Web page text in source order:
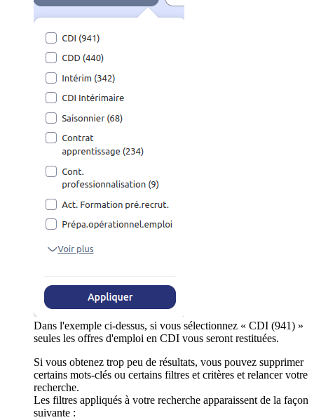
Dans l'exemple ci-dessus, si vous sélectionnez « CDI (941) »
seules les offres d'emploi en CDI vous seront restituées.
Si vous obtenez trop peu de résultats, vous pouvez supprimer
certains mots-clés ou certains filtres et critères et relancer votre
recherche.
Les filtres appliqués à votre recherche apparaissent de la façon
suivante :